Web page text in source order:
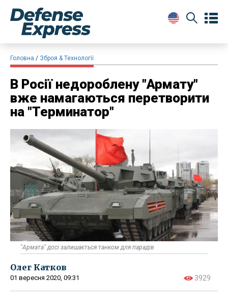
Головна Зброя & Технології
​В Росії недороблену "Армату"
вже намагаються перетворити
на "Терминатор"
"Армата" досі залишається танком для парадів
Олег Катков
01 вересня 2020, 09:31 3929